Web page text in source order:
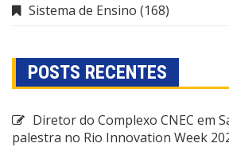
Sistema de Ensino (168)
POSTS RECENTES
Diretor do Complexo CNEC em
palestra no Rio Innovation Week